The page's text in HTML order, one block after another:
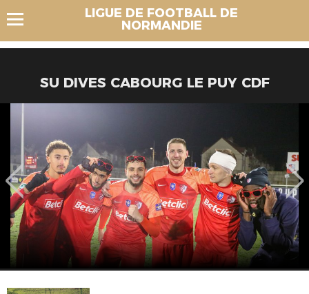
LIGUE DE FOOTBALL DE
NORMANDIE
SU DIVES CABOURG LE PUY CDF